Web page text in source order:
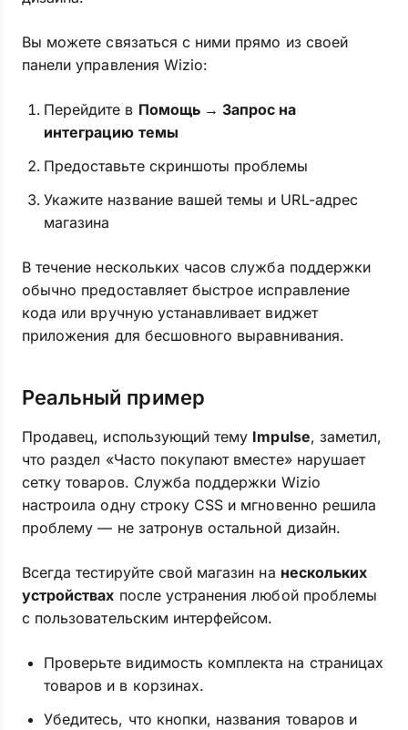
Вы можете связаться с ними прямо из своей
панели управления Wizio:
Перейдите в Помощь → Запрос на
интеграцию темы
Предоставьте скриншоты проблемы
Укажите название вашей темы и URL-адрес
магазина
В течение нескольких часов служба поддержки
обычно предоставляет быстрое исправление
кода или вручную устанавливает виджет
приложения для бесшовного выравнивания.
Реальный пример
Продавец, использующий тему Impulse, заметил,
что раздел «Часто покупают вместе» нарушает
сетку товаров. Служба поддержки Wizio
настроила одну строку CSS и мгновенно решила
проблему — не затронув остальной дизайн.
Всегда тестируйте свой магазин на нескольких
устройствах после устранения любой проблемы
с пользовательским интерфейсом.
Проверьте видимость комплекта на страницах
товаров и в корзинах.
Убедитесь, что кнопки, названия товаров и